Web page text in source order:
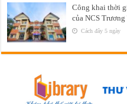
Công khai thời
của NCS
Cách đây 5 ngày